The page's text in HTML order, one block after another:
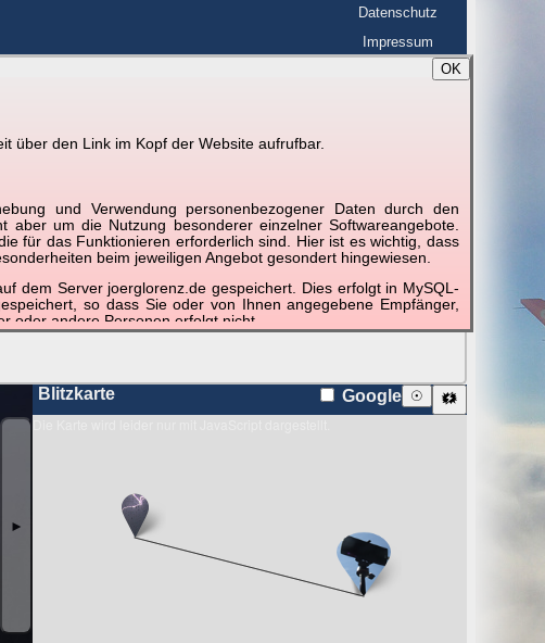
OK
über den Link im Kopf der Website aufrufbar.
und Verwendung personenbezogener Daten durch den
um die Nutzung besonderer einzelner Softwareangebote.
für das Funktionieren erforderlich sind. Hier ist es wichtig, dass
beim jeweiligen Angebot gesondert hingewiesen.
dem Server joerglorenz.de gespeichert. Dies erfolgt in MySQL-
so dass Sie oder von Ihnen angegebene Empfänger,
oder andere Personen erfolgt nicht.
entsprechend der gesetzlichen Vorschriften. Da durch neue
Daten über Zugriffe auf die Website und speichern diese
Datenschutz
Impressum
Karte
zu den Blitzen auf dem Foto bzw. im
►
Blitzkarte 🗱
☉
Google